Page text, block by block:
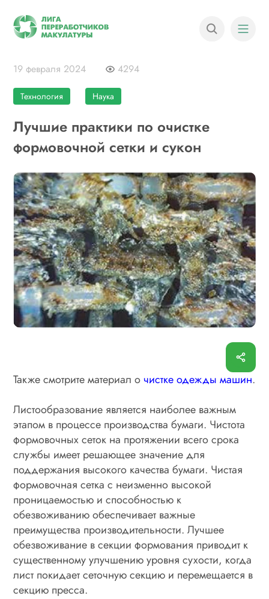
19 февраля 2024 4294
Технология Наука
Лучшие практики по очистке
формовочной сетки и сукон
Также смотрите материал о чистке одежды машин.
Листообразование является наиболее важным
этапом в процессе производства бумаги. Чистота
формовочных сеток на протяжении всего срока
службы имеет решающее значение для
поддержания высокого качества бумаги. Чистая
формовочная сетка с неизменно высокой
проницаемостью и способностью к
обезвоживанию обеспечивает важные
преимущества производительности. Лучшее
обезвоживание в секции формования приводит к
существенному улучшению уровня сухости, когда
лист покидает сеточную секцию и перемещается в
секцию пресса.